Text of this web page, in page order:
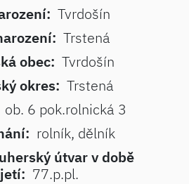
Tvrdošín
Trstená
obec: Tvrdošín
okres: Trstená
ob. 6 pok.rolnická 3
rolník, dělník
útvar v době
77.p.pl.